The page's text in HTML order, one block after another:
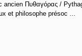
ancien Πυθαγόρας /
et philosophe présoc ...